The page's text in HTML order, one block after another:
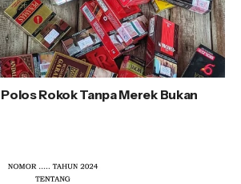
Rokok Tanpa Merek Bukan